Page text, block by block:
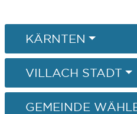
KÄRNTEN
VILLACH STADT
GEMEINDE